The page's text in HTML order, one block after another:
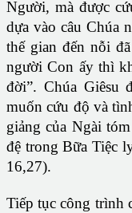
Người, mà được
dựa vào câu Chúa
thế gian đến nỗi
người Con ấy thì
đời”. Chúa Giêsu
muốn cứu độ và
giảng của Ngài
đệ trong Bữa Tiệc
16,27).
Tiếp tục công trình